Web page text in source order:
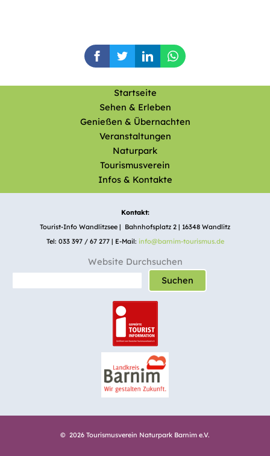
Startseite
Sehen & Erleben
Genießen & Übernachten
Veranstaltungen
Naturpark
Tourismusverein
Infos & Kontakte
Kontakt:
Tourist-Info Wandlitzsee | Bahnhofsplatz 2 | 16348 Wandlitz
Tel: 033 397 / 67 277 | E-Mail: info@barnim-tourismus.de
Website Durchsuchen
Suchen
© 2026 Tourismusverein Naturpark Barnim e.V.